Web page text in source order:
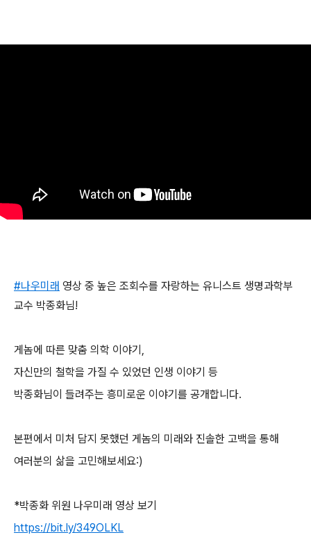
#나우미래 영상 중 높은 조회수를 자랑하는 유니스트 생명과학부
교수 박종화님!
게놈에 따른 맞춤 의학 이야기,
자신만의 철학을 가질 수 있었던 인생 이야기 등
박종화님이 들려주는 흥미로운 이야기를 공개합니다.
본편에서 미처 담지 못했던 게놈의 미래와 진솔한 고백을 통해
여러분의 삶을 고민해보세요:)
*박종화 위원 나우미래 영상 보기
https://bit.ly/349OLKL